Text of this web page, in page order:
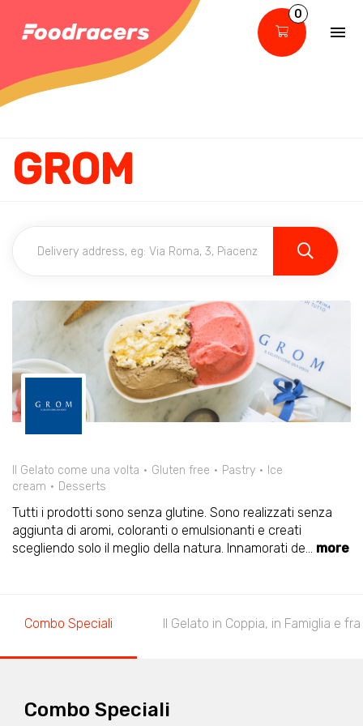
0
GROM
Il Gelato come una volta Gluten free Pastry
Ice
cream
Desserts
Tutti i prodotti sono senza glutine. Sono realizzati senza
aggiunta di aromi, coloranti o emulsionanti e creati
scegliendo solo il meglio della natura. Innamorati de... more
Combo Speciali Il Gelato in Coppia, in Famiglia e
Combo Speciali